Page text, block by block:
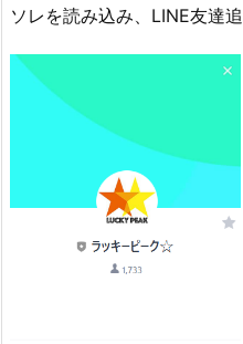
ソレを読み込み、LINE友達